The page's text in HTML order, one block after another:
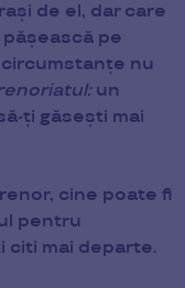
de el, dar care
pe
nu
un
ți găsești mai
cine poate fi
pentru
citi mai departe.